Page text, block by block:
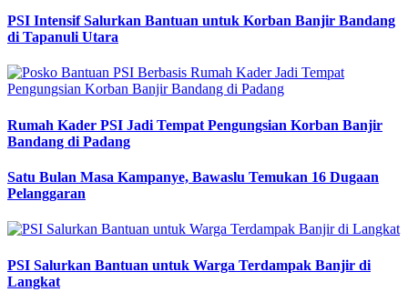
PSI Intensif Salurkan Bantuan untuk Korban Banjir Bandang
di Tapanuli Utara
Rumah Kader PSI Jadi Tempat Pengungsian Korban Banjir
Bandang di Padang
Satu Bulan Masa Kampanye, Bawaslu Temukan 16 Dugaan
Pelanggaran
PSI Salurkan Bantuan untuk Warga Terdampak Banjir di
Langkat